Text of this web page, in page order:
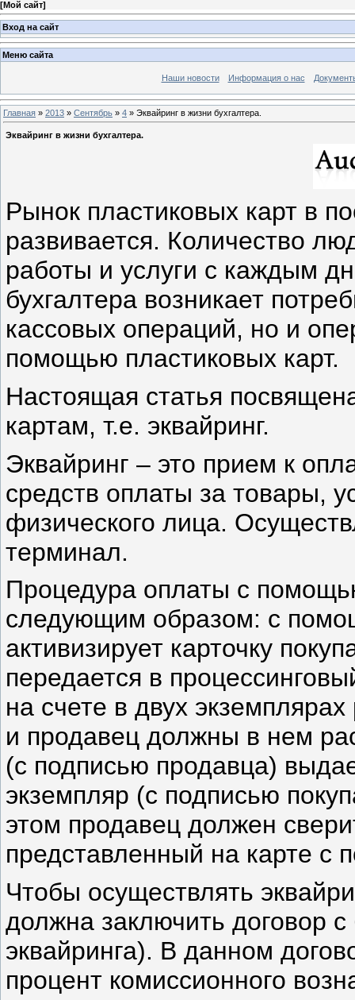
[Мой сайт]
Вход на сайт
Меню сайта
Наши новости Информация о нас
Главная » 2013 » Сентябрь » 4 » Эквайринг в жизни бухгалтера.
Эквайринг в жизни бухгалтера.
Рынок пластиковых карт в
развивается. Количество
работы и услуги с каждым
бухгалтера возникает
кассовых операций, но и
помощью пластиковых карт.
Настоящая статья
картам, т.е. эквайринг.
Эквайринг – это прием к
средств оплаты за товары,
физического лица.
терминал.
Процедура оплаты с
следующим образом: с
активизирует карточку
передается в
на счете в двух
и продавец должны в нем
(с подписью продавца)
экземпляр (с подписью
этом продавец должен
представленный на карте с
Чтобы осуществлять
должна заключить договор
эквайринга). В данном
процент комиссионного